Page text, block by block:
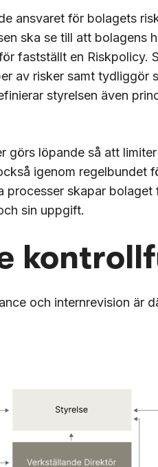
ansvaret för bolagets
ska se till att bolagens
fastställt en Riskpolicy.
av risker samt tydliggör
styrelsen även
görs löpande så att
igenom regelbundet
processer skapar
sin uppgift.
och internrevision är